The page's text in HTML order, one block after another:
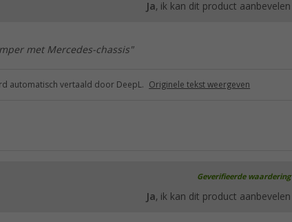
Ja, ik kan dit product aanbevelen
met Mercedes-chassis"
automatisch vertaald door DeepL. Originele tekst weergeven
Geverifieerde waardering
Ja, ik kan dit product aanbevelen